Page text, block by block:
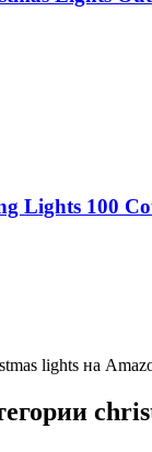
Lights 100
lights на